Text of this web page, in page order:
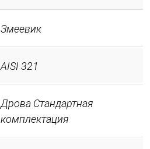
Змеевик
AISI 321
Дрова Стандартная
комплектация